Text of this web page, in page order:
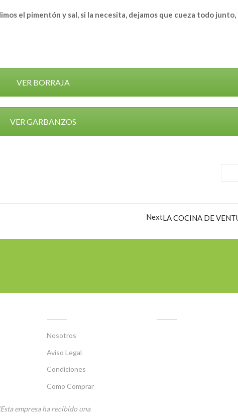
el pimentón y sal, si la necesita, dejamos que cueza todo
VER BORRAJA
VER GARBANZOS
NextLA COCINA DE
Nosotros
Aviso Legal
Condiciones
Como Comprar
empresa ha recibido una